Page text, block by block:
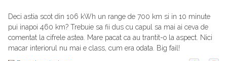
Deci astia scot din 106 kWh un range de 700 km si in 10 minute
pui inapoi 460 km? Trebuie sa fii dus cu capul sa mai ai ceva de
comentat la cifrele astea. Mare pacat ca au trantit-o la aspect. Nici
macar interiorul nu mai e class, cum era odata. Big fail!